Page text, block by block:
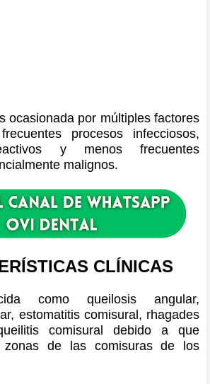
ocasionada por múltiples factores
procesos infecciosos,
y menos frecuentes
malignos.
CLÍNICAS
como queilosis angular,
estomatitis comisural, rhagades
comisural debido a que
de las comisuras de los